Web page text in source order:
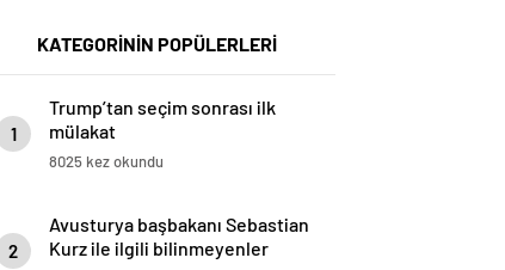
KATEGORİNİN POPÜLERLERİ
1
Trump’tan seçim sonrası ilk
mülakat
8025 kez okundu
2
Avusturya başbakanı Sebastian
Kurz ile ilgili bilinmeyenler